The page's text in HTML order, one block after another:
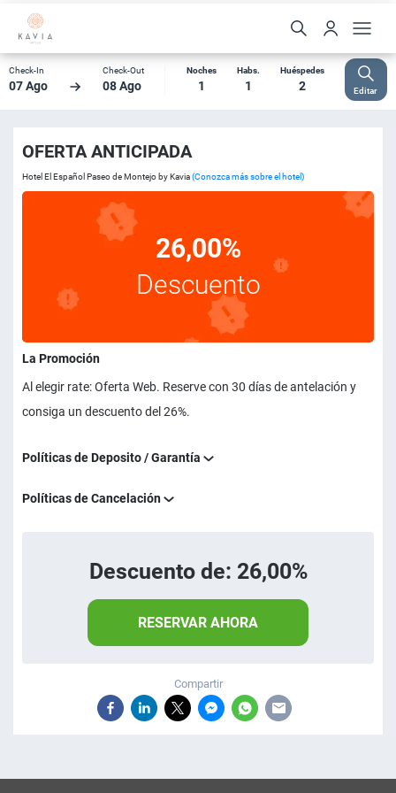
Check-In
07 Ago
Check-Out
08 Ago
Noches
1
Habs.
1
Huéspedes
2 Editar
OFERTA ANTICIPADA
Hotel El Español Paseo de Montejo by Kavia(Conozca más sobre el hotel)
26,00%
Descuento
La Promoción
Al elegir rate: Oferta Web. Reserve con 30 días de antelación y
consiga un descuento del 26%.
Políticas de Deposito / Garantía
Políticas de Cancelación
Descuento de: 26,00%
RESERVAR AHORA
Compartir